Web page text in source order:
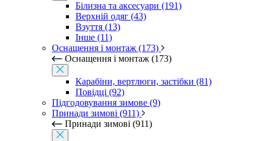
Білизна та аксесуари (191)
Верхній одяг (43)
Взуття (13)
Інше (11)
Оснащення і монтаж (173)
Оснащення і монтаж (173)
Карабіни, вертлюги, застібки (81)
Повідці (92)
Підгодовування зимове (9)
Принади зимові (911)
Принади зимові (911)